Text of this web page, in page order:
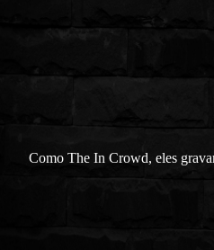
Como The In Crowd, eles